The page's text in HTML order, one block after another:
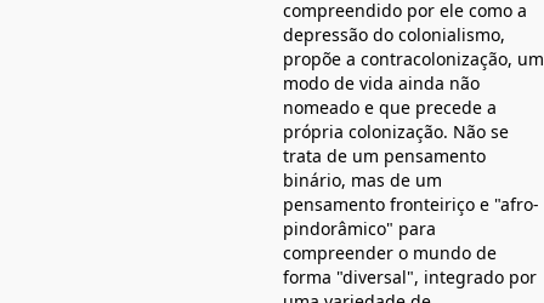
compreendido por ele como a
depressão do colonialismo,
propõe a contracolonização, um
modo de vida ainda não
nomeado e que precede a
própria colonização. Não se
trata de um pensamento
binário, mas de um
pensamento fronteiriço e "afro-
pindorâmico" para
compreender o mundo de
forma "diversal", integrado por